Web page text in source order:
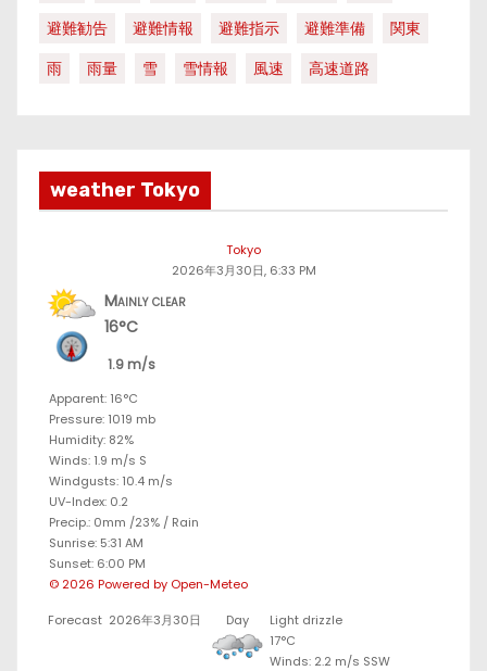
避難勧告
避難情報 避難指示 避難準備
関東
雨
雨量 雪 雪情報 風速 高速道路
weather Tokyo
Tokyo
2026年3月30日, 6:33 PM
Mainly clear
16°C
1.9 m/s
Apparent: 16°C
Pressure: 1019 mb
Humidity: 82%
Winds: 1.9 m/s S
Windgusts: 10.4 m/s
UV-Index: 0.2
Precip.: 0mm /23% / Rain
Sunrise: 5:31 AM
Sunset: 6:00 PM
© 2026 Powered by Open-Meteo
Forecast 2026年3月30日 Day
Light drizzle
17°C
Winds: 2.2 m/s SSW